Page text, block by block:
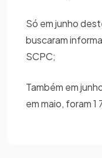
Só em junho
buscaram
SCPC;
Também em
em maio, foram 1